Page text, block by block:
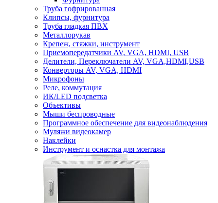
Труба гофрированная
Клипсы, фурнитура
Труба гладкая ПВХ
Металлорукав
Крепеж, стяжки, инструмент
Приемопередатчики AV, VGA, HDMI, USB
Делители, Переключатели AV, VGA,HDMI,USB
Конверторы AV, VGA, HDMI
Микрофоны
Реле, коммутация
ИК/LED подсветка
Объективы
Мыши беспроводные
Программное обеспечение для видеонаблюдения
Муляжи видеокамер
Наклейки
Инструмент и оснастка для монтажа